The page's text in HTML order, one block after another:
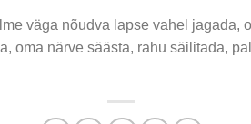
väga nõudva lapse vahel jagada,
oma närve säästa, rahu säilitada,